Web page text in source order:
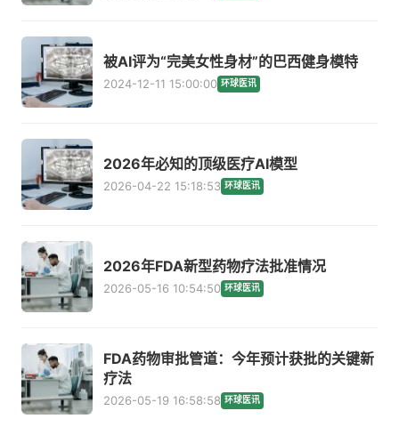
被AI评为“完美女性身材”的巴西健身模特
2024-12-11 15:00:00 环球医讯
2026年必知的顶级医疗AI模型
2026-04-22 15:18:53 环球医讯
2026年FDA新型药物疗法批准情况
2026-05-16 10:54:50 环球医讯
FDA药物审批管道：今年预计获批的关键新
疗法
2026-05-19 16:58:58 环球医讯